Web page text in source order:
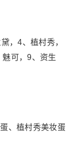
，4、植村秀，
可，9、资生